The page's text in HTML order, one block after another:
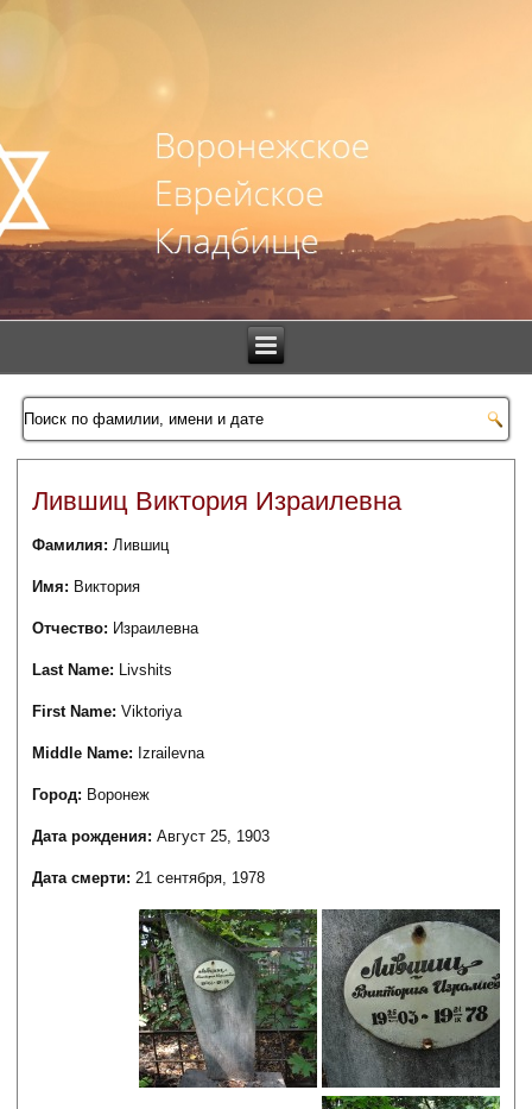
Лившиц Виктория Израилевна
Фамилия:Лившиц
Имя: Виктория
Отчество: Израилевна
Last Name: Livshits
First Name:Viktoriya
Middle Name: Izrailevna
Город: Воронеж
Дата рождения:Август 25, 1903
Дата смерти:21 сентября, 1978